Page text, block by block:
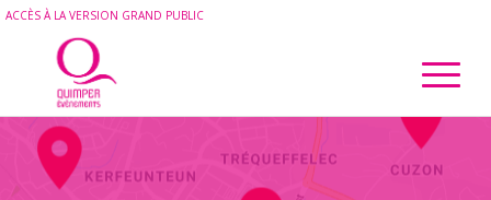
ACCÈS À LA VERSION GRAND PUBLIC